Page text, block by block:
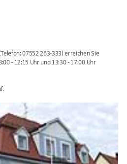
07552 263-333) erreichen Sie
- 12:15 Uhr und 13:30 - 17:00 Uhr